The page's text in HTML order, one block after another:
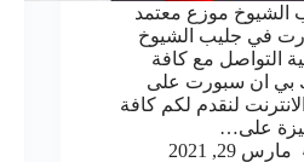
موزع معتمد
في جليب الشيوخ
التواصل مع كافة
بي ان سبورت على
لنقدم لكم كافة
على…
مارس 29, 2021